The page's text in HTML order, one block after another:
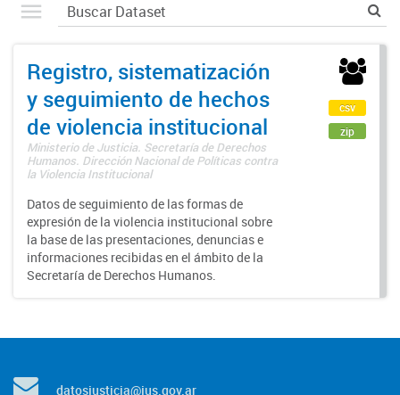
Registro, sistematización
y seguimiento de hechos
de violencia institucional
Ministerio de Justicia. Secretaría de Derechos
Humanos. Dirección Nacional de Políticas contra
la Violencia Institucional
Datos de seguimiento de las formas de
expresión de la violencia institucional sobre
la base de las presentaciones, denuncias e
informaciones recibidas en el ámbito de la
Secretaría de Derechos Humanos.
csv
zip
datosjusticia@jus.gov.ar